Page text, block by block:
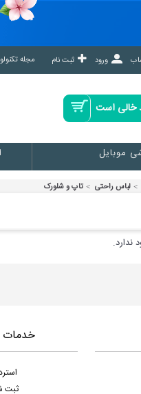
ورود ثبت نام مجله تکنولوژی
خالی است
موبایل
لباس راحتی تاپ و شلورک
ندارد.
خدمات
ثبت